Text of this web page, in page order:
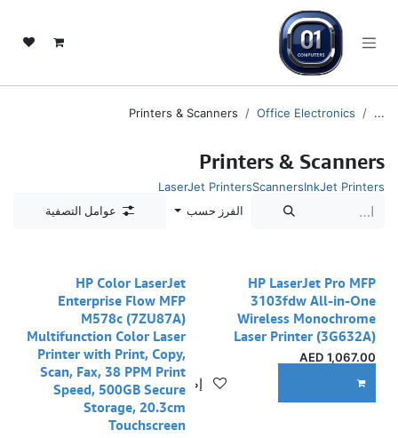
...
Office Electronics
Printers & Scanners
Printers & Scanners
InkJet Printers
Scanners
LaserJet Printers
الفرز حسب
عوامل التصفية
HP LaserJet Pro MFP
3103fdw All-in-One
Wireless Monochrome
Laser Printer (3G632A)
1,067.00
إضافة إلى قائمة الأمنيات
HP Color LaserJet
Enterprise Flow MFP
M578c (7ZU87A)
Multifunction Color Laser
Printer with Print, Copy,
Scan, Fax, 38 PPM Print
Speed, 500GB Secure
Storage, 20.3cm
Touchscreen